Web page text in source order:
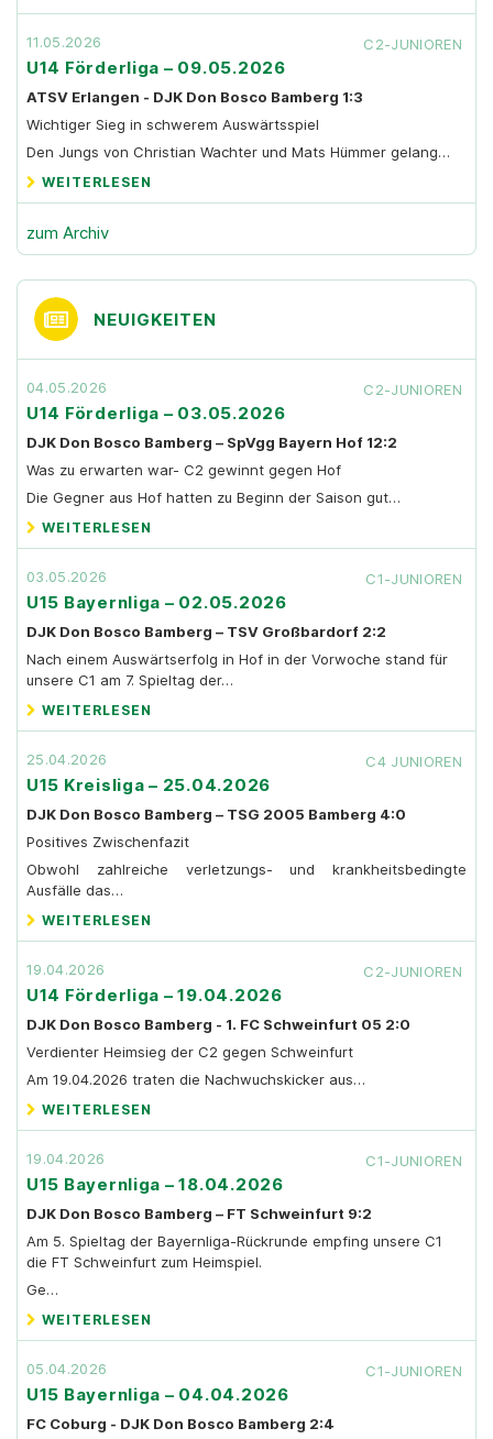
11.05.2026 C2-JUNIOREN
U14 Förderliga – 09.05.2026
ATSV Erlangen - DJK Don Bosco Bamberg 1:3
Wichtiger Sieg in schwerem Auswärtsspiel
Den Jungs von Christian Wachter und Mats Hümmer gelang…
WEITERLESEN
zum Archiv
NEUIGKEITEN
04.05.2026 C2-JUNIOREN
U14 Förderliga – 03.05.2026
DJK Don Bosco Bamberg – SpVgg Bayern Hof 12:2
Was zu erwarten war- C2 gewinnt gegen Hof
Die Gegner aus Hof hatten zu Beginn der Saison gut…
WEITERLESEN
03.05.2026 C1-JUNIOREN
U15 Bayernliga – 02.05.2026
DJK Don Bosco Bamberg – TSV Großbardorf 2:2
Nach einem Auswärtserfolg in Hof in der Vorwoche stand für
unsere C1 am 7. Spieltag der…
WEITERLESEN
25.04.2026 C4 JUNIOREN
U15 Kreisliga – 25.04.2026
DJK Don Bosco Bamberg – TSG 2005 Bamberg 4:0
Positives Zwischenfazit
Obwohl zahlreiche verletzungs- und krankheitsbedingte
Ausfälle das…
WEITERLESEN
19.04.2026 C2-JUNIOREN
U14 Förderliga – 19.04.2026
DJK Don Bosco Bamberg - 1. FC Schweinfurt 05 2:0
Verdienter Heimsieg der C2 gegen Schweinfurt
Am 19.04.2026 traten die Nachwuchskicker aus…
WEITERLESEN
19.04.2026 C1-JUNIOREN
U15 Bayernliga – 18.04.2026
DJK Don Bosco Bamberg – FT Schweinfurt 9:2
Am 5. Spieltag der Bayernliga-Rückrunde empfing unsere C1
die FT Schweinfurt zum Heimspiel.
Ge…
WEITERLESEN
05.04.2026 C1-JUNIOREN
U15 Bayernliga – 04.04.2026
FC Coburg - DJK Don Bosco Bamberg 2:4